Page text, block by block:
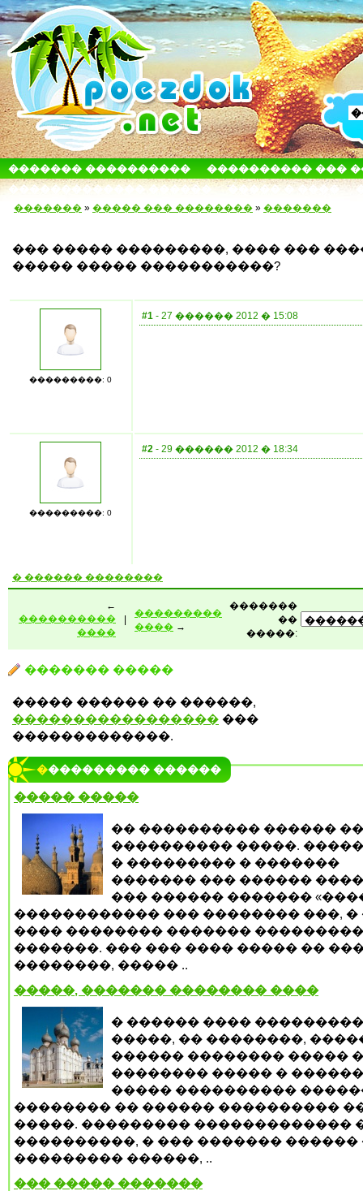
������� ����������
���������� ���
������������� ������
����� � ����
������� » ����� ��� �������� » �������
��� ����� ���������, ���� ���
����� ����� �����������?
���������: 0
#1 - 27 ������ 2012 � 15:08
���������: 0
#2 - 29 ������ 2012 � 18:34
� ������ ��������
←
����������
����
���������
���� →
�������
��
�����:
������� �����
����� ������ �� ������,
����������������� ���
�������������.
���������� ������
����� �����
�� ���������� ������
���������� �����.
� ��������� � �������
������� ��� ������
��� ������ �������
������������ ��� �������� ���, �
���� �������� ������� ���������
�������. ��� ��� ���� ����� ��
��������, ����� ..
�����, ������� �������� ����
� ������ ����
�����, �� ��������,
������ �������� �����
�������� ����� � ������
����� ����������
�������� �� ������ ����������
�����. ��������� �������������
����������, � ��� ������� ������
��������� ������, ..
��� ����� �������